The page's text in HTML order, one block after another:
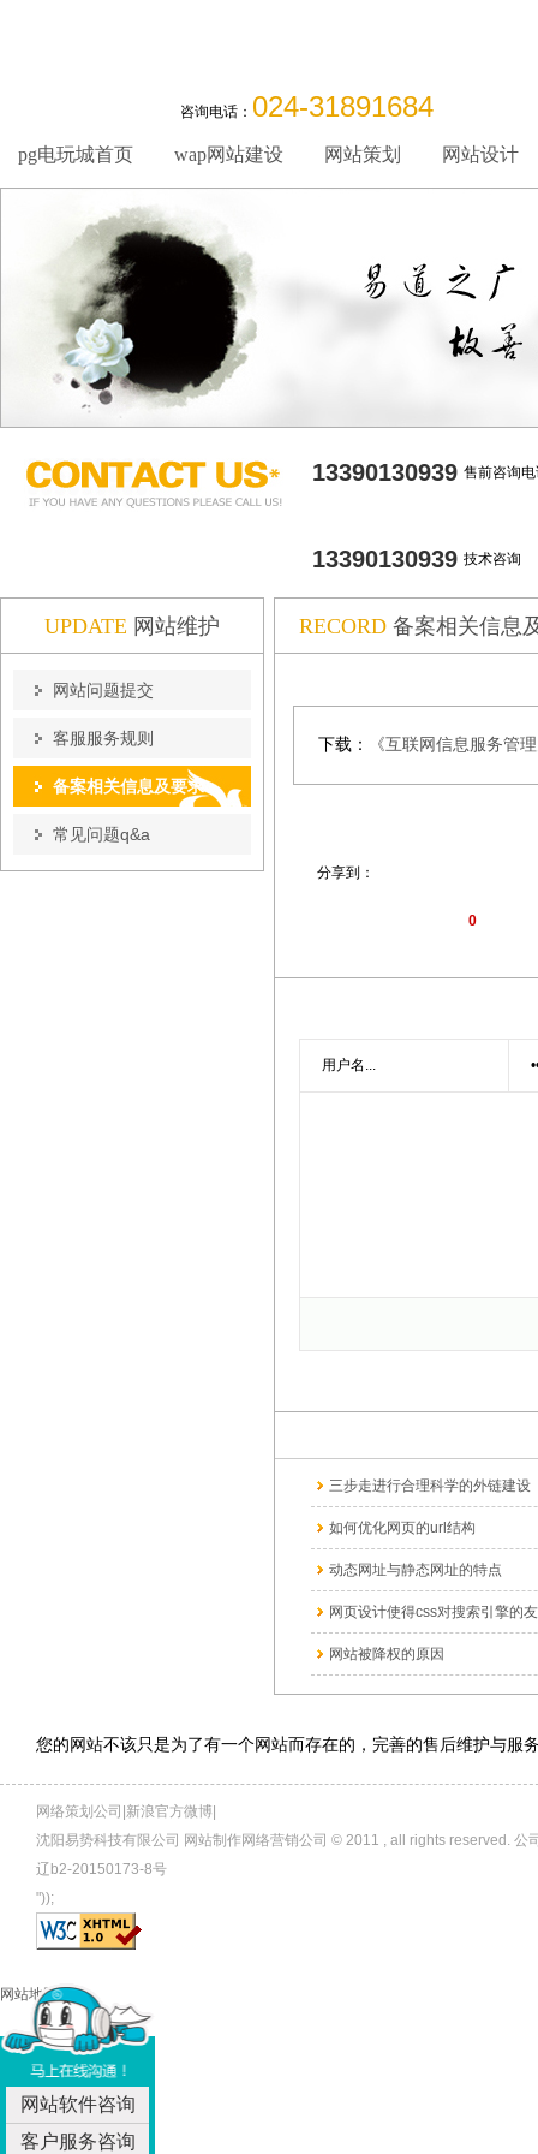
咨询电话： 024-31891684
pg电玩城首页 wap网站建设 网站策划 网站设计
13390130939 售前咨询
13390130939 技术咨询
UPDATE 网站维护
网站问题提交
客服服务规则
备案相关信息及要求
常见问题q&a
RECORD 备案相关信息
下载： 《互联网信息服务管
分享到：
0
三步走进行合理科学的外链建设
如何优化网页的url结构
动态网址与静态网址的特点
网页设计使得css对搜索引擎的
网站被降权的原因
您的网站不该只是为了有一个网站而存在的，完善的售后维护与服
网络策划公司|新浪官方微博|
沈阳易势科技有限公司 网站制作网络营销公司 © 2011 , all rights reserved.
辽b2-20150173-8号
"));
网站软件咨询
客户服务咨询
网站地图